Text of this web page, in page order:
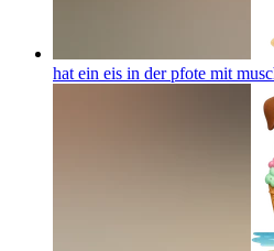
hat ein eis in der pfote mit